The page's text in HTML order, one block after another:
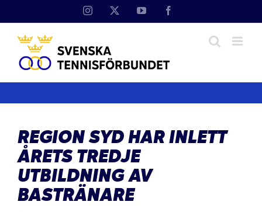
Instagram YouTube
REGION SYD HAR INLETT
ÅRETS TREDJE
UTBILDNING AV
BASTRÄNARE